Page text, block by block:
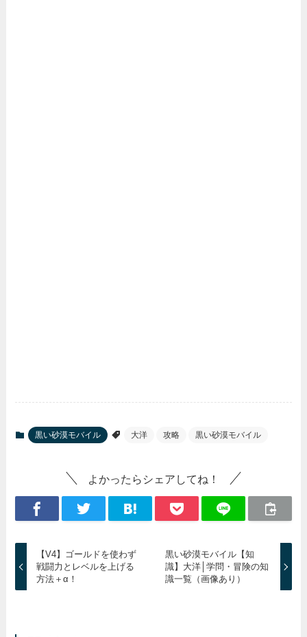
黒い砂漠モバイル 大洋 攻略 黒い砂漠モバイル
よかったらシェアしてね！
【V4】ゴールドを使わず
戦闘力とレベルを上げる
方法＋α！
黒い砂漠モバイル【知
識】大洋│学問・冒険の知
識一覧（画像あり）